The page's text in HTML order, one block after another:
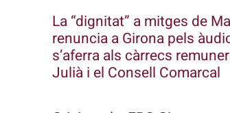
La “dignitat” a mitges de
renuncia a Girona pels
s’aferra als càrrecs
Julià i el Consell Comarcal